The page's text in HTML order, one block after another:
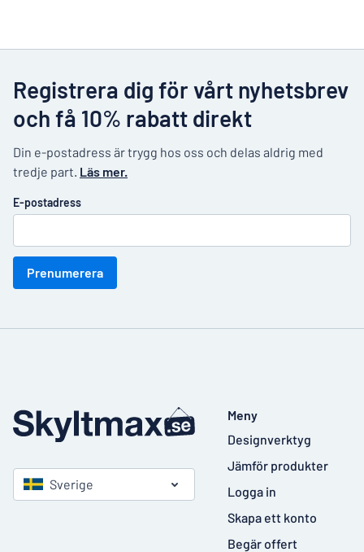
Registrera dig för vårt nyhetsbrev
och få 10% rabatt direkt
Din e-postadress är trygg hos oss och delas aldrig med
tredje part. Läs mer.
E-postadress
Prenumerera
Sverige
Meny
Designverktyg
Jämför produkter
Logga in
Skapa ett konto
Begär offert